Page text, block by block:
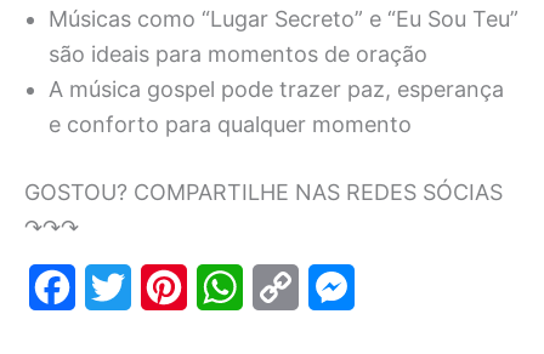
Músicas como “Lugar Secreto” e “Eu Sou Teu”
são ideais para momentos de oração
A música gospel pode trazer paz, esperança
e conforto para qualquer momento
GOSTOU? COMPARTILHE NAS REDES SÓCIAS
↷↷↷
W